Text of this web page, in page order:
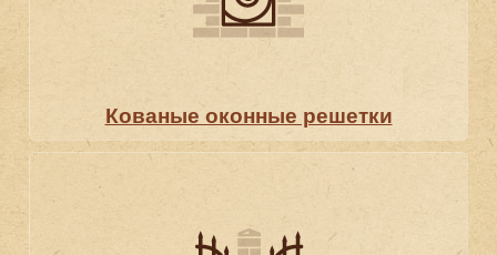
Кованые оконные решетки